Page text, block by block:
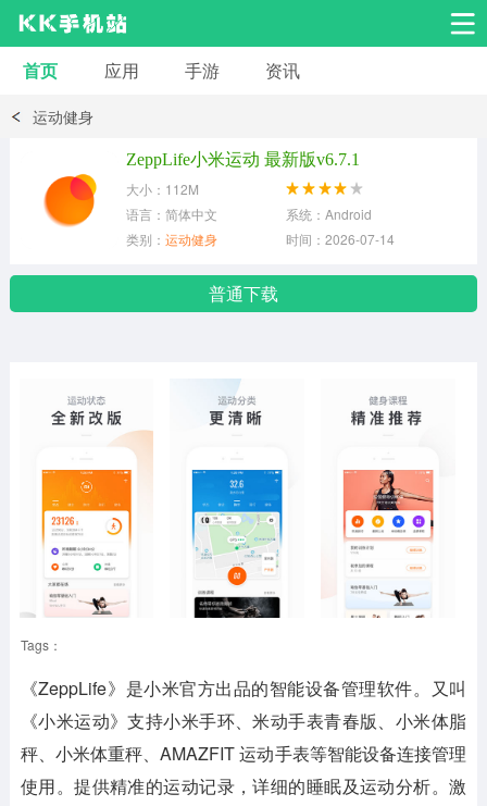
安卓应用
小说漫画
金融理财 新闻资讯 游戏辅助
安卓其它
首页 应用 手游 资讯
运动健身
ZeppLife小米运动 最新版v6.7.1
大小：112M
语言：简体中文
系统：Android
类别： 运动健身 时间：2026-07-14
普通下载
Tags：
《ZeppLife》是小米官方出品的智能设备管理软件。又叫
《小米运动》支持小米手环、米动手表青春版、小米体脂
秤、小米体重秤、AMAZFIT 运动手表等智能设备连接管理
使用。提供精准的运动记录，详细的睡眠及运动分析。激